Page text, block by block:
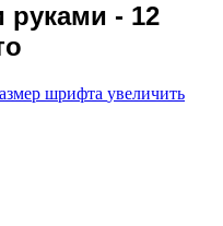
руками - 12
шрифта увеличить